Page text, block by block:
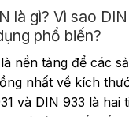
là gì? Vì sao
phổ biến?
nền tảng để các
nhất về kích
và DIN 933 là hai